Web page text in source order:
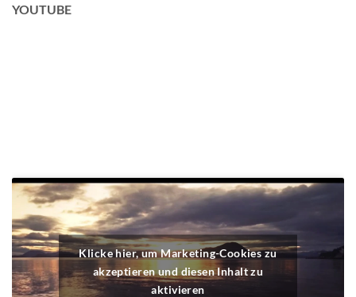
YOUTUBE
Klicke hier, um Marketing-Cookies zu
akzeptieren und diesen Inhalt zu
aktivieren